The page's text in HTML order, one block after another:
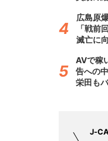
広島原
「戦前
滅亡に
AVで稼
告への
栄田も
J-